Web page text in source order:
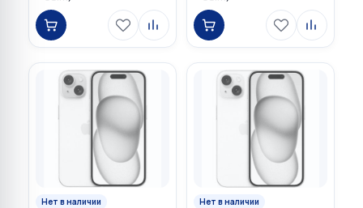
Нет в наличии Нет в наличии